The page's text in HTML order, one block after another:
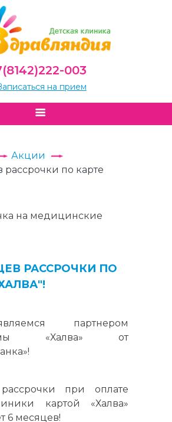
003
на прием
Акции
рассрочки по карте
РАССРОЧКИ ПО
партнером
«Халва» от
при оплате
картой «Халва»
6 месяцев!